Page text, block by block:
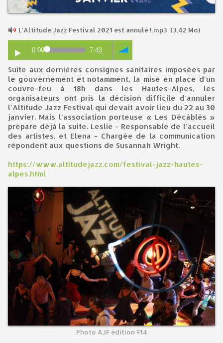
L'Altitude Jazz Festival 2021 est annulé !.mp3 (3.42 Mo)
0:00 7:43
Suite aux dernières consignes sanitaires imposées par
le gouvernement et notamment, la mise en place d'un
couvre-feu à 18h dans les Hautes-Alpes, les
organisateurs ont pris la décision difficile d'annuler
l'Altitude Jazz Festival qui devait avoir lieu du 22 au 30
janvier. Mais l’association porteuse « Les Décâblés »
prépare déjà la suite. Leslie - Responsable de l’accueil
des artistes, et Elena - Chargée de la communication
répondent aux questions de Susannah Wright.
https://www.altitudejazz.com/festival-jazz-hautes-
alpes.html
Photo AJF édition #14